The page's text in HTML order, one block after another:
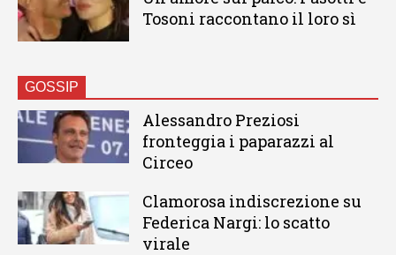
Tosoni raccontano il loro sì
GOSSIP
Alessandro Preziosi
fronteggia i paparazzi al
Circeo
Clamorosa indiscrezione su
Federica Nargi: lo scatto
virale